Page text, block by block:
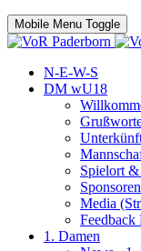
Mobile Menu Toggle
N-E-W-S
DM wU18
Spielort
Sponsoren
Media
1. Damen